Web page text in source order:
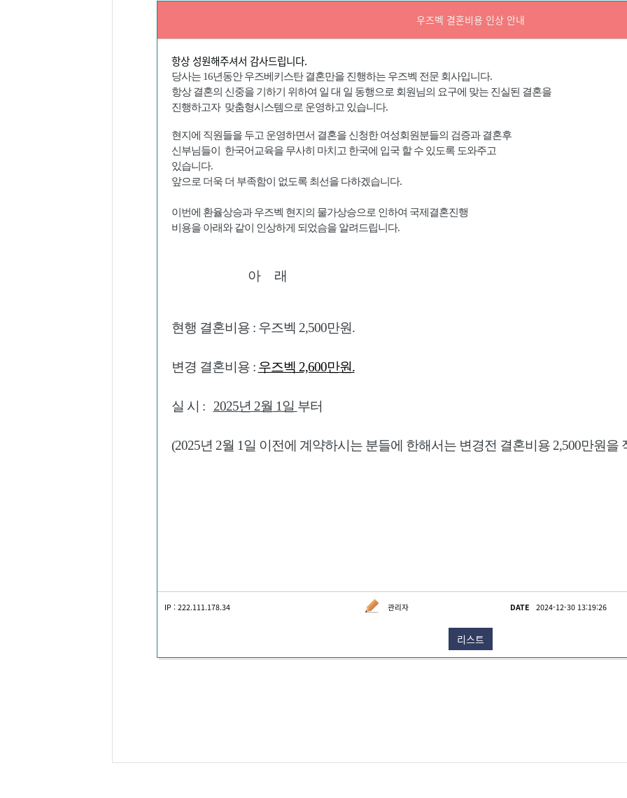
우즈벡 결혼비용 인상 안내
항상 성원해주셔서 감사드립니다.
당사는 16년동안 우즈베키스탄 결혼만을 진행하는 우즈벡 전문 회사입니다.
항상 결혼의 신중을 기하기 위하여 일 대 일 동행으로 회원님의 요구에 맞는 진실된 결혼을
진행하고자 맞춤형시스템으로 운영하고 있습니다.
현지에 직원들을 두고 운영하면서 결혼을 신청한 여성회원분들의 검증과 결혼후
신부님들이 한국어교육을 무사히 마치고 한국에 입국 할 수 있도록 도와주고
있습니다.
앞으로 더욱 더 부족함이 없도록 최선을 다하겠습니다.
이번에 환율상승과 우즈벡 현지의 물가상승으로 인하여 국제결혼진행
비용을 아래와 같이 인상하게 되었슴을 알려드립니다.
아 래
현행 결혼비용: 우즈벡 2,500만원.
변경 결혼비용: 우즈벡 2,600만원.
실 시 : 2025년 2월 1일 부터
​(2025년 2월 1일 이전에 계약하시는 분들에 한해서는 변경전 결혼비용2,500만원을
IP : 222.111.178.34 관리자 DATE 2024-12-30 13:19:26